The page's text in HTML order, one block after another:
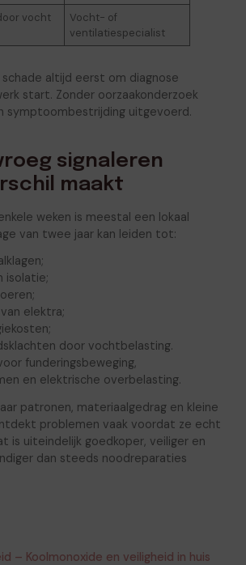
vocht
Vocht- of
ventilatiespecialist
altijd eerst om diagnose
start. Zonder oorzaakonderzoek
symptoombestrijding uitgevoerd.
signaleren
maakt
weken is meestal een lokaal
van twee jaar kan leiden tot:
isolatie;
elektra;
door vochtbelasting.
funderingsbeweging,
en elektrische overbelasting.
patronen, materiaalgedrag en kleine
problemen vaak voordat ze echt
is uiteindelijk goedkoper, veiliger en
dan steeds noodreparaties
– Koolmonoxide en veiligheid in huis